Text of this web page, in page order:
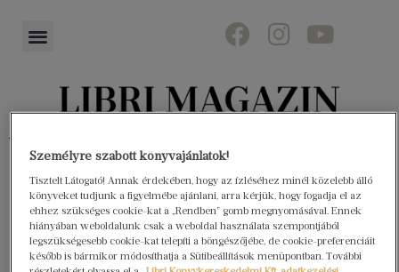
Impresszum
Személyre szabott könyvajánlatok!
Tisztelt Látogató! Annak érdekében, hogy az ízléséhez minél közelebb álló
könyveket tudjunk a figyelmébe ajánlani, arra kérjük, hogy fogadja el az
ehhez szükséges cookie-kat a „Rendben” gomb megnyomásával. Ennek
hiányában weboldalunk csak a weboldal használata szempontjából
legszükségesebb cookie-kat telepíti a böngészőjébe, de cookie-preferenciáit
később is bármikor módosíthatja a Sütibeállítások menüpontban. További